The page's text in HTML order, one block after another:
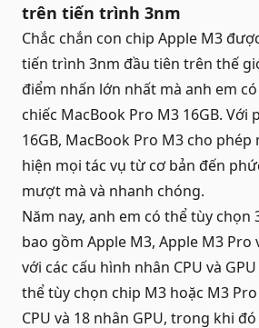
trên tiến trình 3nm
Chắc chắn con chip Apple M3
tiến trình 3nm đầu tiên trên thế
điểm nhấn lớn nhất mà anh em
chiếc MacBook Pro M3 16GB. Với
16GB, MacBook Pro M3 cho
hiện mọi tác vụ từ cơ bản đến
mượt mà và nhanh chóng.
Năm nay, anh em có thể tùy chọn
bao gồm Apple M3, Apple M3 Pro
với các cấu hình nhân CPU và
thể tùy chọn chip M3 hoặc M3
CPU và 18 nhân GPU, trong khi